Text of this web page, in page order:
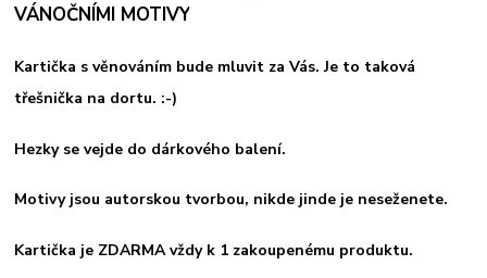
VÁNOČNÍMI MOTIVY
Kartička s věnováním bude mluvit za Vás. Je to taková
třešnička na dortu. :-)
Hezky se vejde do dárkového balení.
Motivy jsou autorskou tvorbou, nikde jinde je neseženete.
Kartička je ZDARMA vždy k 1 zakoupenému produktu.